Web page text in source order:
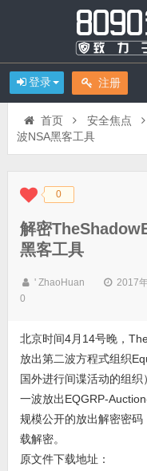
登录 注册
首页 安全焦点
波NSA黑客工具
◆◆ 0
解密
黑客工具
' ZhaoHuan 2017
0
北京时间4月14号晚，
放出第二波方程式组织
国外进行间谍活动的组
一波放出EQGRP-
规模公开的放出解密密
载解密。
原文件下载地址：